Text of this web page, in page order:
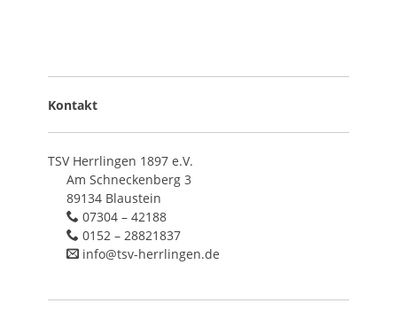
Kontakt
TSV Herrlingen 1897 e.V.
Am Schneckenberg 3
89134 Blaustein
07304 – 42188
0152 – 28821837
info@tsv-herrlingen.de